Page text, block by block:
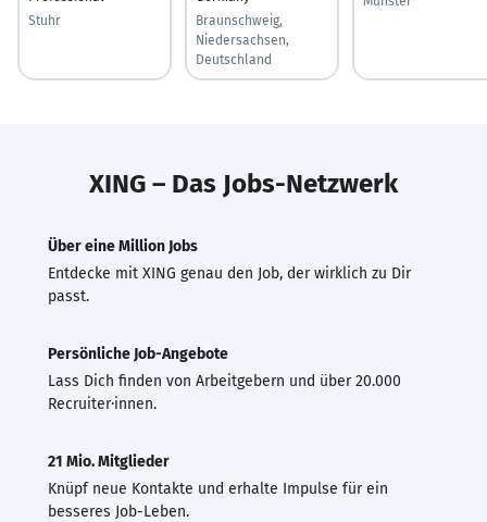
Stuhr
Braunschweig,
Niedersachsen,
Deutschland
XING – Das Jobs-Netzwerk
Über eine Million Jobs
Entdecke mit XING genau den Job, der wirklich zu Dir
passt.
Persönliche Job-Angebote
Lass Dich finden von Arbeitgebern und über 20.000
Recruiter·innen.
21 Mio. Mitglieder
Knüpf neue Kontakte und erhalte Impulse für ein
besseres Job-Leben.